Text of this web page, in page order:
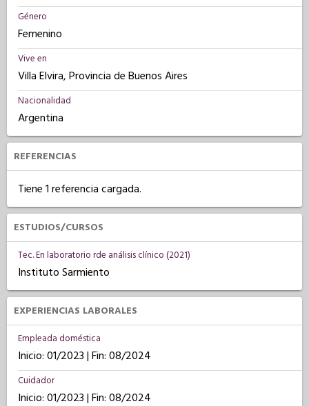
Género
Femenino
Vive en
Villa Elvira, Provincia de Buenos Aires
Nacionalidad
Argentina
REFERENCIAS
Tiene 1 referencia cargada.
ESTUDIOS/CURSOS
Tec. En laboratorio rde análisis clínico (2021)
Instituto Sarmiento
EXPERIENCIAS LABORALES
Empleada doméstica
Inicio: 01/2023 | Fin: 08/2024
Cuidador
Inicio: 01/2023 | Fin: 08/2024